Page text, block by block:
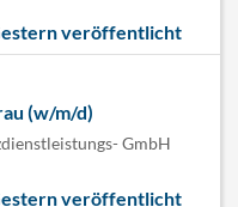
veröffentlicht
(w/m/d)
GmbH
veröffentlicht